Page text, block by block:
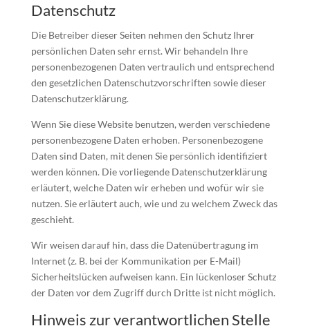
Datenschutz
Die Betreiber dieser Seiten nehmen den Schutz Ihrer
persönlichen Daten sehr ernst. Wir behandeln Ihre
personenbezogenen Daten vertraulich und entsprechend
den gesetzlichen Datenschutzvorschriften sowie dieser
Datenschutzerklärung.
Wenn Sie diese Website benutzen, werden verschiedene
personenbezogene Daten erhoben. Personenbezogene
Daten sind Daten, mit denen Sie persönlich identifiziert
werden können. Die vorliegende Datenschutzerklärung
erläutert, welche Daten wir erheben und wofür wir sie
nutzen. Sie erläutert auch, wie und zu welchem Zweck das
geschieht.
Wir weisen darauf hin, dass die Datenübertragung im
Internet (z. B. bei der Kommunikation per E-Mail)
Sicherheitslücken aufweisen kann. Ein lückenloser Schutz
der Daten vor dem Zugriff durch Dritte ist nicht möglich.
Hinweis zur verantwortlichen Stelle